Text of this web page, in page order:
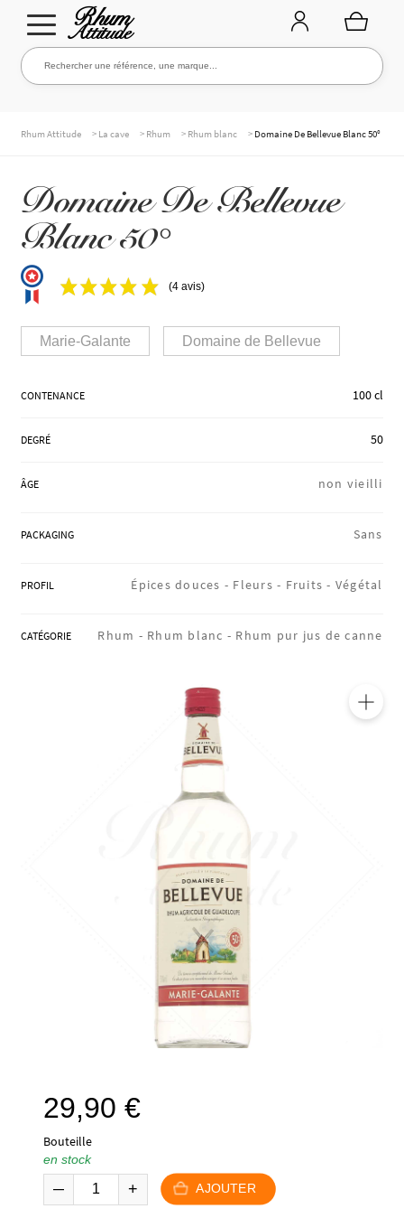
Aller
à
Aller
au
Rechercher une référence, une marque...
Rechercher
NOS RHUMS
WHISKIES & +
MARQUES
COFFRETS & CADEAUX
BLOG
Rhum Attitude > La cave > Rhum > Rhum blanc > Domaine De Bellevue Blanc 50°
Domaine De Bellevue
Blanc 50°
(4 avis)
Marie-Galante Domaine de Bellevue
CONTENANCE 100 cl
DEGRÉ 50
ÂGE non vieilli
PACKAGING Sans
PROFIL Épices douces - Fleurs - Fruits - Végétal
CATÉGORIE Rhum - Rhum blanc - Rhum pur jus de canne
29,90 €
Bouteille
en stock
AJOUTER